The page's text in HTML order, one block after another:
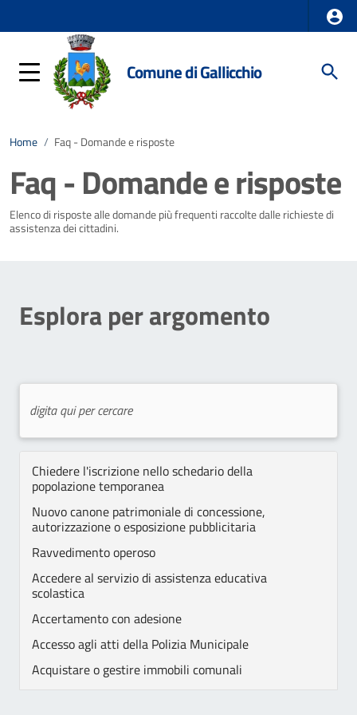
Comune di Gallicchio
Home / Faq - Domande e risposte
Faq - Domande e risposte
Elenco di risposte alle domande più frequenti raccolte dalle richieste di
assistenza dei cittadini.
Esplora per argomento
Chiedere l'iscrizione nello schedario della
popolazione temporanea
Nuovo canone patrimoniale di concessione,
autorizzazione o esposizione pubblicitaria
Ravvedimento operoso
Accedere al servizio di assistenza educativa
scolastica
Accertamento con adesione
Accesso agli atti della Polizia Municipale
Acquistare o gestire immobili comunali